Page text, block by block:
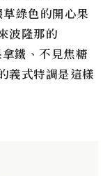
綠色的開心果
波隆那的
鐵、不見焦糖
義式特調是這樣